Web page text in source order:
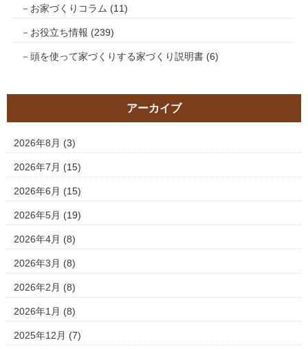
お家づくりコラム (11)
お役立ち情報 (239)
頭を使って家づくりする家づくり説明書 (6)
アーカイブ
2026年8月 (3)
2026年7月 (15)
2026年6月 (15)
2026年5月 (19)
2026年4月 (8)
2026年3月 (8)
2026年2月 (8)
2026年1月 (8)
2025年12月 (7)